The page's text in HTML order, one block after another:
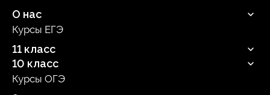
О нас
Продюсерский центр
Курсы ЕГЭ
11 класс
Русский язык
Профильная математика
10 класс
Русский язык
Профильная математика
Курсы ОГЭ